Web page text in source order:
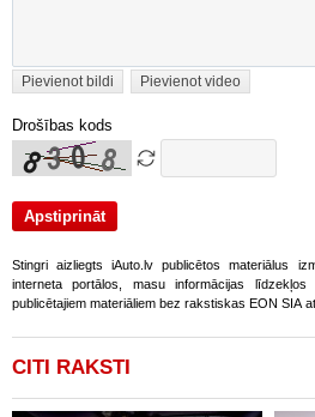
Pievienot bildi Pievienot video
Drošības kods
Stingri aizliegts iAuto.lv publicētos materiālus
interneta portālos, masu informācijas
publicētajiem materiāliem bez rakstiskas EON SIA
CITI RAKSTI